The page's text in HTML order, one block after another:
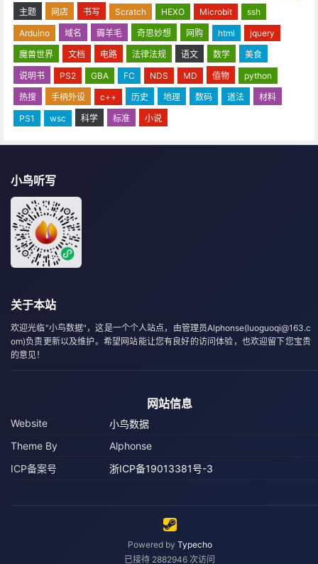
主题
网店 书写 Scratch HEXO Microbit
ssh
Arduino
域名 薅羊毛 奇思妙想 网购 html
jquery
魔兽世界
文档 电路 法律法规 语文 数学
美食
说明书
PS2 GBA FC NDS MD 值物
python
热搜
手柄外设 c++ 历史 地理 数码 道法
材料
PS1
wsc 科学 标准 小说
小鸟听写
关于本站
欢迎光临"小鸟数据"，这是一个个人站点，由管理员Alphonse(luoguoqi@163.c
om)负责更新以及维护。希望网站能让您有良好的访问体验，也欢迎留下您宝贵
的意见！
网站信息
Website
小鸟数据
Theme By
Alphonse
ICP备案号
浙ICP备19013381号-3
Powered by Typecho
已接待 2882946 次访问